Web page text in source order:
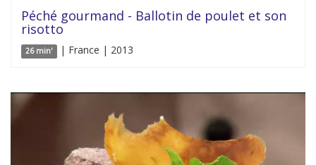
Péché gourmand - Ballotin de poulet et son
risotto
26 min' | France | 2013